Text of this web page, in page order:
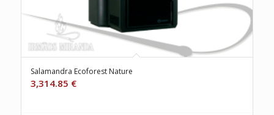
Salamandra Ecoforest Nature
3,314.85 €